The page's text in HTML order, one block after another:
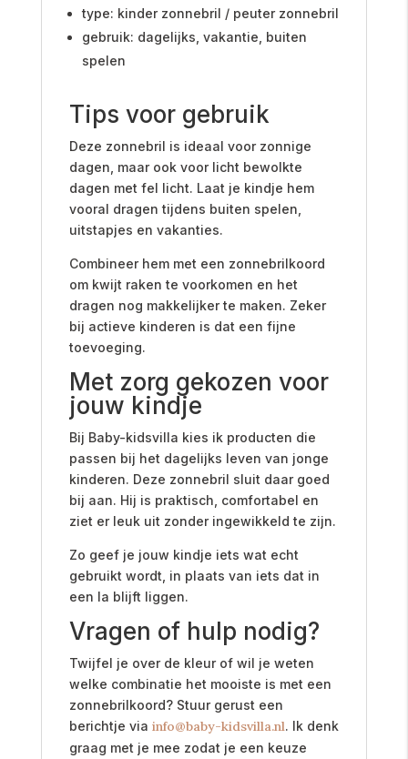
type: kinder zonnebril / peuter zonnebril
gebruik: dagelijks, vakantie, buiten
spelen
Tips voor gebruik
Deze zonnebril is ideaal voor zonnige
dagen, maar ook voor licht bewolkte
dagen met fel licht. Laat je kindje hem
vooral dragen tijdens buiten spelen,
uitstapjes en vakanties.
Combineer hem met een zonnebrilkoord
om kwijt raken te voorkomen en het
dragen nog makkelijker te maken. Zeker
bij actieve kinderen is dat een fijne
toevoeging.
Met zorg gekozen voor
jouw kindje
Bij Baby-kidsvilla kies ik producten die
passen bij het dagelijks leven van jonge
kinderen. Deze zonnebril sluit daar goed
bij aan. Hij is praktisch, comfortabel en
ziet er leuk uit zonder ingewikkeld te zijn.
Zo geef je jouw kindje iets wat echt
gebruikt wordt, in plaats van iets dat in
een la blijft liggen.
Vragen of hulp nodig?
Twijfel je over de kleur of wil je weten
welke combinatie het mooiste is met een
zonnebrilkoord? Stuur gerust een
berichtje via info@baby-kidsvilla.nl. Ik denk
graag met je mee zodat je een keuze